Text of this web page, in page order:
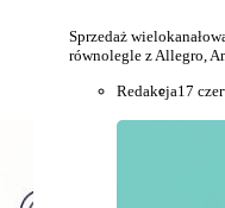
Sprzedaż
równolegle z Allegro,
Redakcja17